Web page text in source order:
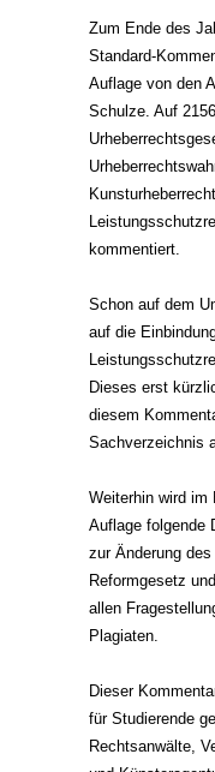
Zum Ende des
Standard-
Auflage von den
Schulze. Auf
kommentiert.
Schon auf dem
auf die
Dieses erst
diesem
Sachverzeichnis
Weiterhin wird im
Auflage folgende
zur Änderung
Reformgesetz
allen
Plagiaten.
Dieser
für Studierende
Rechtsanwälte,